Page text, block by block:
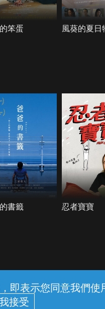
即表示您同意我們使
笨蛋 風葵的夏日
書籤 忍者寶寶